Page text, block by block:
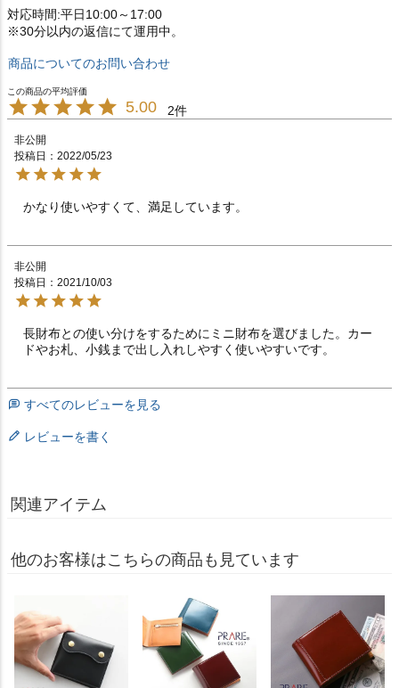
対応時間:平日10:00～17:00
※30分以内の返信にて運用中。
商品についてのお問い合わせ
5.00 2
非公開
投稿日
2022/05/23
かなり使いやすくて、満足しています。
非公開
投稿日
2021/10/03
長財布との使い分けをするためにミニ財布を選びました。カー
すべてのレビューを見る
レビューを書く
関連アイテム
他のお客様はこちらの商品も見ています